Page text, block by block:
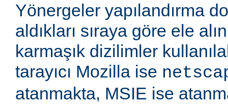
Yönergeler yapılandırma
aldıkları sıraya göre ele
karmaşık dizilimler
tarayıcı Mozilla ise
atanmakta, MSIE ise